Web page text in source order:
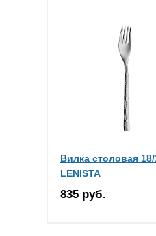
Вилка столовая
LENISTA
835 руб.